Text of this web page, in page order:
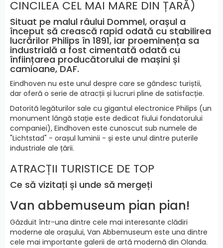
CINCILEA CEL MAI MARE DIN ȚARĂ)
Situat pe malul râului Dommel, orașul a
început să crească rapid odată cu stabilirea
lucrărilor Philips în 1891, iar proeminența sa
industrială a fost cimentată odată cu
înființarea producătorului de mașini și
camioane, DAF.
Eindhoven nu este unul despre care se gândesc turiștii,
dar oferă o serie de atracții și lucruri pline de satisfacție.
Datorită legăturilor sale cu gigantul electronice Philips (un
monument lângă stație este dedicat fiului fondatorului
companiei), Eindhoven este cunoscut sub numele de
"Lichtstad" - orașul luminii - și este unul dintre puterile
industriale ale țării.
ATRACȚII TURISTICE DE TOP
Ce să vizitați și unde să mergeți
Van abbemuseum pian pian!
Găzduit într-una dintre cele mai interesante clădiri
moderne ale orașului, Van Abbemuseum este una dintre
cele mai importante galerii de artă modernă din Olanda.